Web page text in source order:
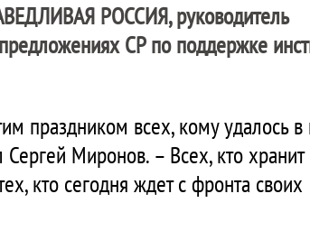
РОССИЯ, руководитель
СР по поддержке
праздником всех, кому удалось
Миронов. – Всех, кто хранит
кто сегодня ждет с фронта своих